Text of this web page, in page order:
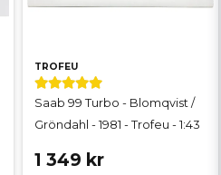
TROFEU
Saab 99 Turbo - Blomqvist /
Gröndahl - 1981 - Trofeu - 1:43
1 349 kr